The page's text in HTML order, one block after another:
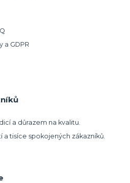
a GDPR
a důrazem na kvalitu.
a tisíce spokojených zákazníků.